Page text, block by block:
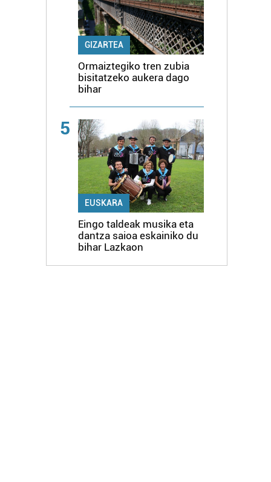
GIZARTEA
Ormaiztegiko tren zubia
bisitatzeko aukera dago
bihar
5
EUSKARA
Eingo taldeak musika eta
dantza saioa eskainiko du
bihar Lazkaon